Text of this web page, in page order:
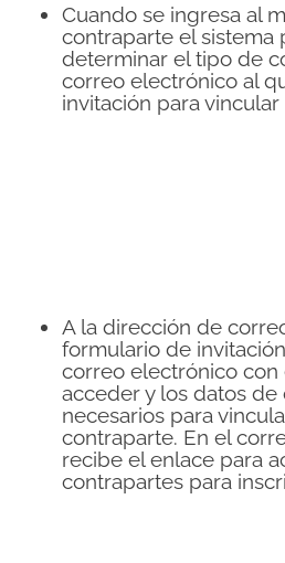
Cuando se ingresa al
contraparte el sistema
determinar el tipo de
correo electrónico al
invitación para
A la dirección de
formulario de
correo electrónico con
acceder y los datos de
necesarios para
contraparte. En el
recibe el enlace para
contrapartes para